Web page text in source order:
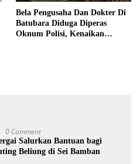
Bela Pengusaha Dan Dokter Di
Batubara Diduga Diperas
Oknum Polisi, Kenaikan
0 Comment
Salurkan Bantuan bagi
Beliung di Sei Bamban